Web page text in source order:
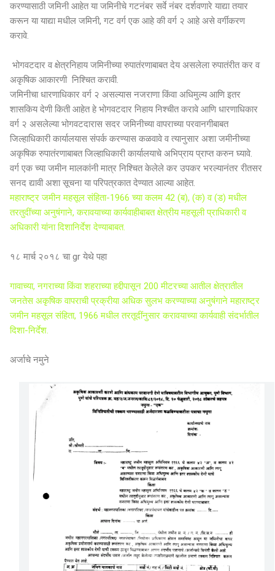
करण्यासाठी जमिनी आहेत या जमिनीचे गटनंबर सर्वे नंबर दर्शवणारे याद्या तयार
करून या याद्या मधील जमिनी, गट वर्ग एक आहे की वर्ग २ आहे असे वर्गीकरण
करावे.
भोगवटदार व क्षेत्रनिहाय जमिनीच्‍या रुपातंरणाबाबत देय असलेला रुपातंरीत कर व
अकृषिक आकारणी निश्‍चित करावी.
जमिनीचा धारणाधिकार वर्ग २ असल्‍यास नजराणा किंवा अधिमुल्‍य आणि इतर
शासकिय देणी किती आहेत हे भोगवटदार निहाय निश्‍चीत करावे आणि धारणाधिकार
वर्ग २ असलेल्‍या भोगवटदारास सदर जमिनीच्‍या वापराच्‍या परवानगीबाबत
जिल्‍हाधिकारी कार्यालयास संपर्क करण्‍यास कळवावे व त्‍यानुसार अशा जमीनीच्‍या
अकृषिक रुपातंरणाबाबत जिल्‍हाधिकारी कार्यालयाचे अभिप्राय प्राप्‍त करुन घ्‍यावे.
वर्ग एक च्या जमीन मालकांनी मात्र निश्चित केलेले कर उपकर भरल्यानंतर रीतसर
सनद द्यावी अशा सूचना या परिपत्रकात देण्यात आल्या आहेत.
महाराष्ट्र जमीन महसूल संहिता-1966 च्या कलम 42 (ब), (क) व (ड) मधील
तरतुदींच्या अनुषंगाने, करावयाच्या कार्यवाहीबाबत क्षेत्रीय महसूली प्राधिकारी व
अधिकारी यांना दिशानिर्देश देण्याबाबत.
१८ मार्च २०१८ चा gr येथे पहा
गावाच्या, नगराच्या किंवा शहराच्या हद्दीपासून 200 मीटरच्या आतील क्षेत्रातील
जनतेस अकृषिक वापराची प्रक्रीया अधिक सुलभ करण्याच्या अनुषंगाने महाराष्ट्र
जमीन महसूल संहिता, 1966 मधील तरतूदींनुसार करावयाच्या कार्यवाही संदर्भातील
दिशा-निर्देश.
अर्जाचे नमुने